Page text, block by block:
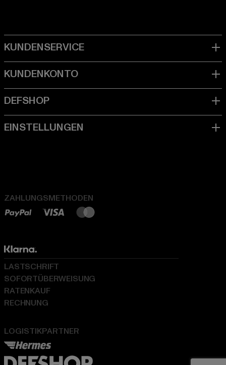
ZAHLUNGSMETHODEN
LOGISTIKPARTNER
LASTSCHRIFT
SOFORTÜBERWEISUNG
RATENKAUF
RECHNUNG